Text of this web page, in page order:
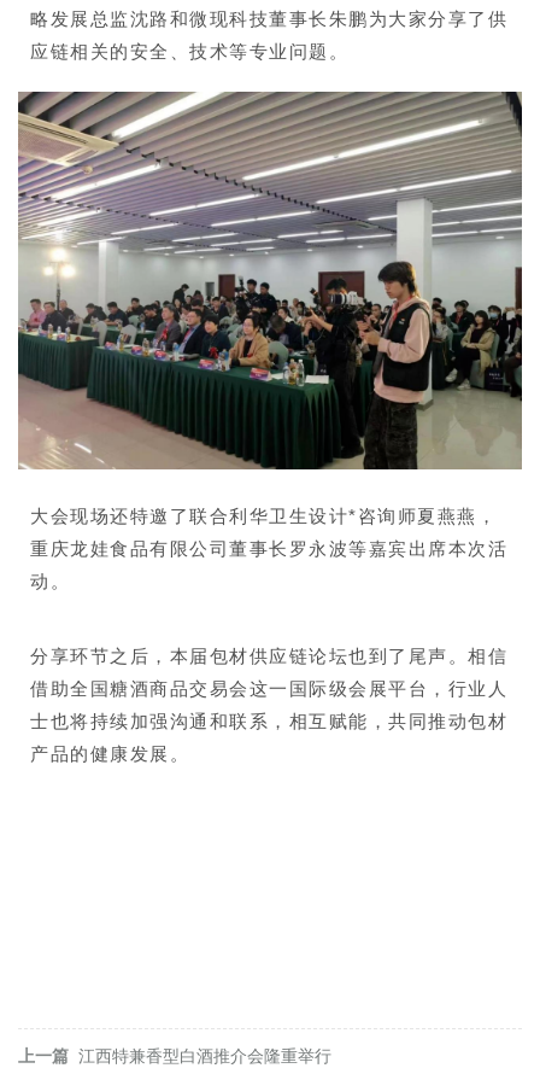
略发展总监沈路和微现科技董事长朱鹏为大家分享了供
应链相关的安全、技术等专业问题。
大会现场还特邀了联合利华卫生设计*咨询师夏燕燕，
重庆龙娃食品有限公司董事长罗永波等嘉宾出席本次活
动。
分享环节之后，本届包材供应链论坛也到了尾声。相信
借助全国糖酒商品交易会这一国际级会展平台，行业人
士也将持续加强沟通和联系，相互赋能，共同推动包材
产品的健康发展。
上一篇 江西特兼香型白酒推介会隆重举行